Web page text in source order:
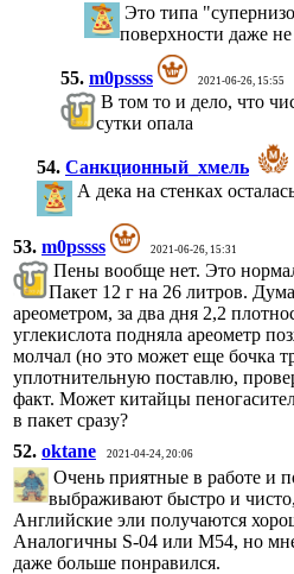
Это типа
поверхности даже
55. m0pssss 2021-06-26, 15:55
В том то и дело, что
сутки опала
54. Санкционный_хмель
А дека на стенках
53. m0pssss 2021-06-26, 15:31
Пены вообще нет. Это
Пакет 12 г на 26 литров.
ареометром, за два дня 2,2
углекислота подняла ареометр
молчал (но это может еще бочка
уплотнительную поставлю,
факт. Может китайцы
в пакет сразу?
52. oktane 2021-04-24, 20:06
Очень приятные в работе и
выбраживают быстро и
Английские эли получаются
Аналогичны S-04 или M54, но
даже больше понравился.